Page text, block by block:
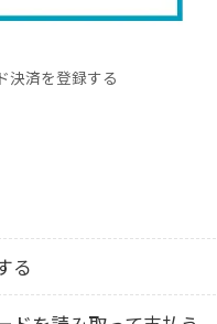
決済を登録する
る